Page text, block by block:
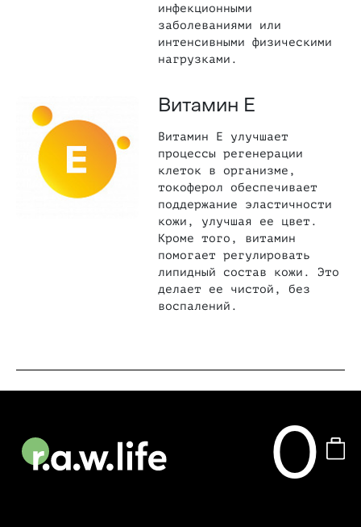
инфекционными
заболеваниями или
интенсивными физическими
нагрузками.
Витамин Е
Витамин Е улучшает
процессы регенерации
клеток в организме,
токоферол обеспечивает
поддержание эластичности
кожи, улучшая ее цвет.
Кроме того, витамин
помогает регулировать
липидный состав кожи. Это
делает ее чистой, без
воспалений.
0